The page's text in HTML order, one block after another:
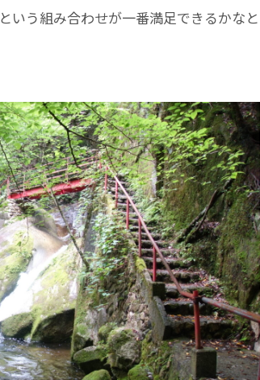
という組み合わせが一番満足できるかなと